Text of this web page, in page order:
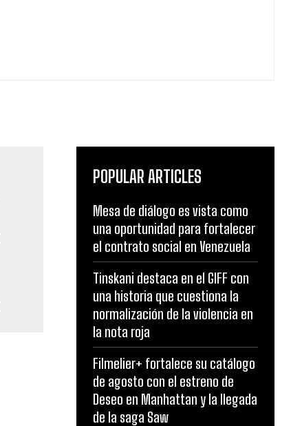
POPULAR ARTICLES
Mesa de diálogo es vista como
una oportunidad para fortalecer
el contrato social en Venezuela
Tinskani destaca en el GIFF con
una historia que cuestiona la
normalización de la violencia en
la nota roja
Filmelier+ fortalece su catálogo
de agosto con el estreno de
Deseo en Manhattan y la llegada
de la saga Saw